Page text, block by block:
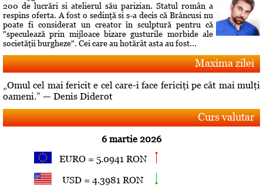
200 de lucrări si atelierul său parizian. Statul român a
respins oferta. A fost o sedinţă si s-a decis că Brâncusi nu
poate fi considerat un creator în sculptură pentru că
"speculează prin mijloace bizare gusturile morbide ale
societăţii burgheze". Cei care au hotărât asta au fost...
Maxima zilei
„Omul cel mai fericit e cel care-i face fericiţi pe cât mai mulţi
oameni.” — Denis Diderot
Curs valutar
6 martie 2026
EURO = 5.0941 RON
USD = 4.3981 RON